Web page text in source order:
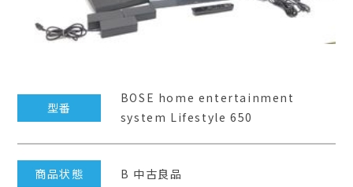
型番
BOSE home entertainment
system Lifestyle 650
商品状態 B 中古良品